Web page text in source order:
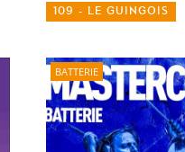
109 - LE GUINGOIS
BATTERIE